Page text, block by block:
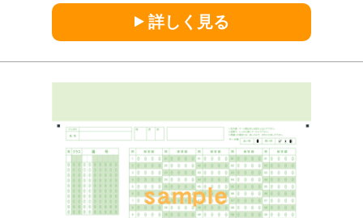
詳しく見る